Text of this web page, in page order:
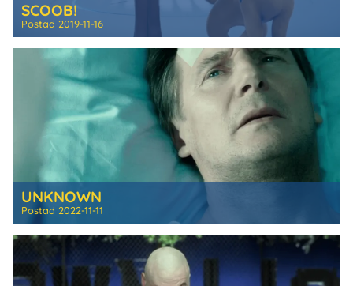
SCOOB!
Postad 2019-11-16
UNKNOWN
Postad 2022-11-11